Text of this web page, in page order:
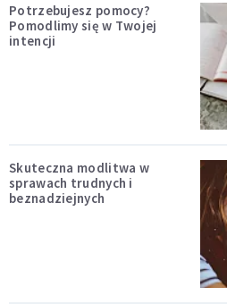
Potrzebujesz pomocy?
Pomodlimy się w Twojej
intencji
Skuteczna modlitwa w
sprawach trudnych i
beznadziejnych